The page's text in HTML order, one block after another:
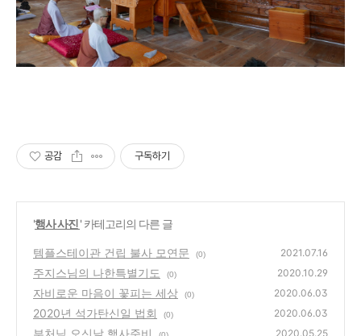
공감 구독하기
'행사 사진' 카테고리의 다른 글
템플스테이관 건립 불사 모연문 (0) 2021.07.16
주지스님의 나한특별기도 (0) 2020.10.29
자비로운 마음이 꽃피는 세상 (0) 2020.06.03
2020년 석가탄신일 법회 (0) 2020.06.03
부처님 오신날 행사준비 2020.05.25